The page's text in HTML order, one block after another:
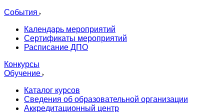
События
Календарь мероприятий
Сертификаты мероприятий
Расписание ДПО
Конкурсы
Обучение
Каталог курсов
Сведения об образовательной организации
Аккредитационный центр